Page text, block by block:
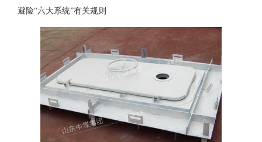
避险“六大系统”有关规则